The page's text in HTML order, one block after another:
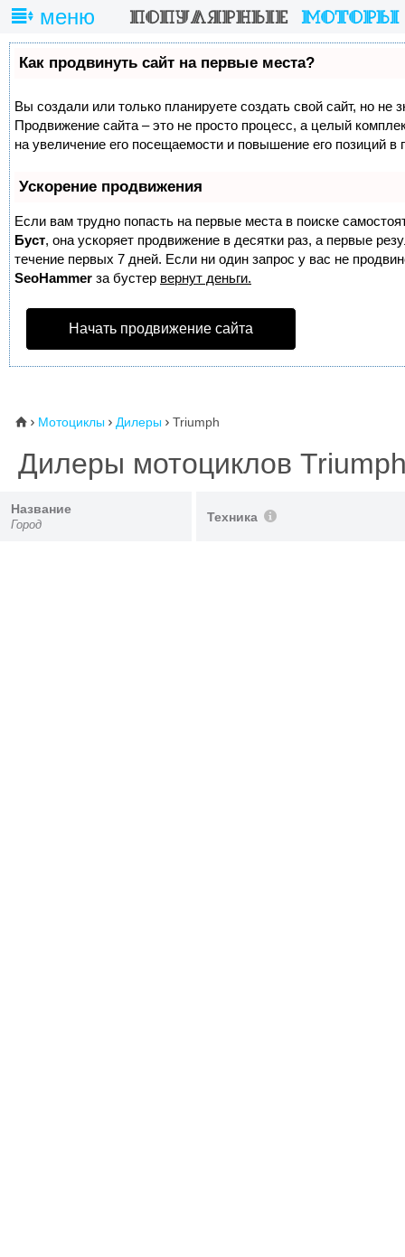
меню
Как продвинуть сайт на первые места?
Вы создали или только планируете создать свой сайт, но не
Продвижение сайта – это не просто процесс, а целый
на увеличение его посещаемости и повышение его позиций в
Ускорение продвижения
Если вам трудно попасть на первые места в поиске
Буст, она ускоряет продвижение в десятки раз, а первые
течение первых 7 дней. Если ни один запрос у вас не
SeoHammer за бустер вернут деньги.
Начать продвижение сайта
⌂  Мотоциклы  Дилеры  Triumph
Дилеры мотоциклов
Название
Город
Техника